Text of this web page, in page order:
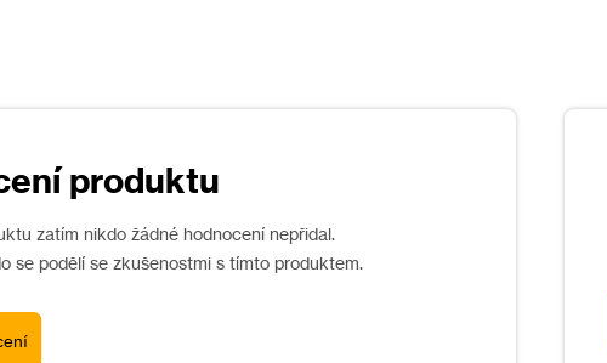
zatím nikdo žádné hodnocení nepřidal.
se podělí se zkušenostmi s tímto produktem.